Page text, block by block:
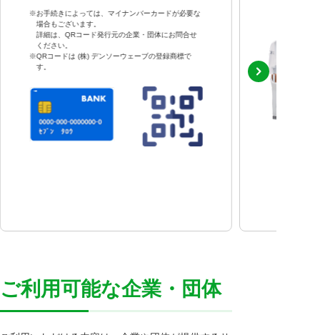
※お手続きによっては、マイナンバーカードが必要な
場合もございます。
詳細は、QRコード発行元の企業・団体にお問合せ
ください。
※QRコードは (株) デンソーウェーブの登録商標で
す。
ご利用可能な企業・団体